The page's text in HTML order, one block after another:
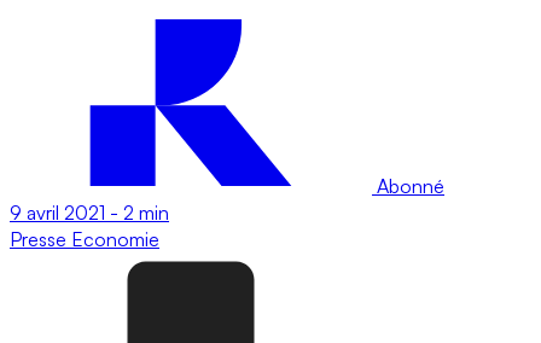
Abonné
9 avril 2021 - 2 min
Presse Economie